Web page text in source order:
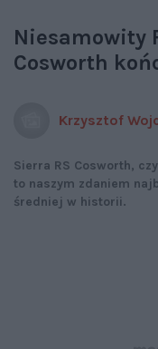
Niesamowity
Cosworth
Krzysztof
Sierra RS Cosworth,
to naszym zdaniem
średniej w historii.